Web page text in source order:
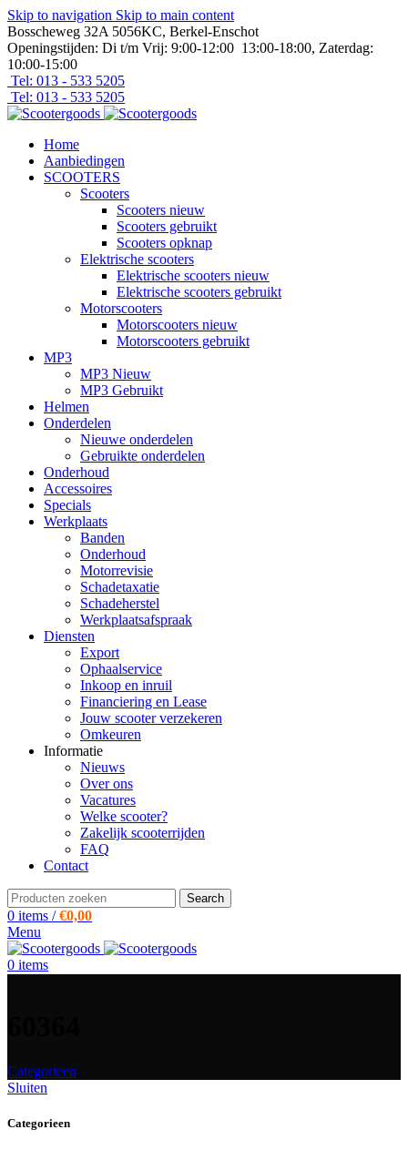
Skip to navigation Skip to main content
Bosscheweg 32A 5056KC, Berkel-Enschot
Openingstijden: Di t/m Vrij: 9:00-12:00 13:00-18:00, Zaterdag:
10:00-15:00
Tel: 013 - 533 5205
Tel: 013 - 533 5205
Home
Aanbiedingen
SCOOTERS
Scooters
Scooters nieuw
Scooters gebruikt
Scooters opknap
Elektrische scooters
Elektrische scooters nieuw
Elektrische scooters gebruikt
Motorscooters
Motorscooters nieuw
Motorscooters gebruikt
MP3
MP3 Nieuw
MP3 Gebruikt
Helmen
Onderdelen
Nieuwe onderdelen
Gebruikte onderdelen
Onderhoud
Accessoires
Specials
Werkplaats
Banden
Onderhoud
Motorrevisie
Schadetaxatie
Schadeherstel
Werkplaatsafspraak
Diensten
Export
Ophaalservice
Inkoop en inruil
Financiering en Lease
Jouw scooter verzekeren
Omkeuren
Informatie
Nieuws
Over ons
Vacatures
Welke scooter?
Zakelijk scooterrijden
FAQ
Contact
Search
0 items / €0,00
Menu
0 items
Categorieen
Sluiten
Categorieen